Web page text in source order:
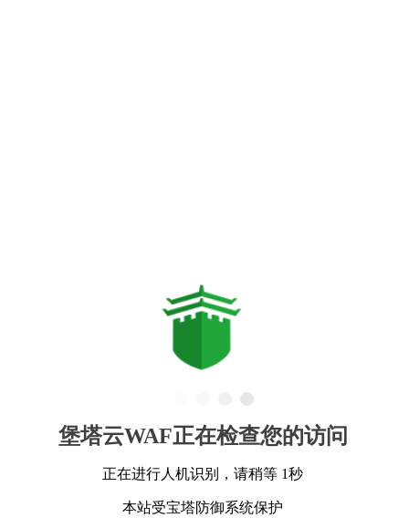
堡塔云WAF正在检查您的访问
正在进行人机识别，请稍等 1秒
本站受宝塔防御系统保护